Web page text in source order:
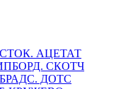
АЦЕТАТ
СКОТЧ
ДОТС